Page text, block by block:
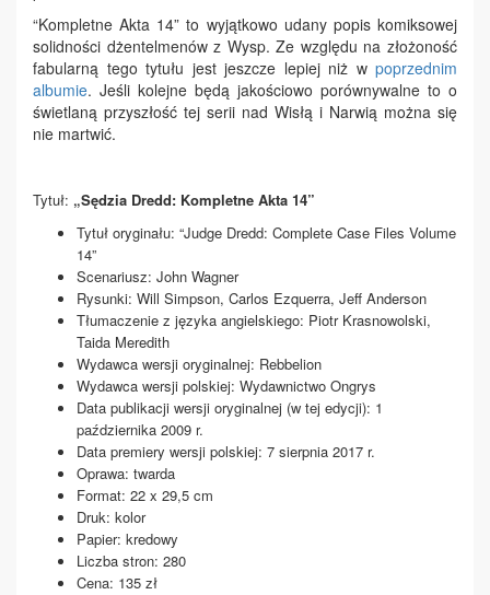
“Kompletne Akta 14” to wyjątkowo udany popis komiksowej
solidności dżentelmenów z Wysp. Ze względu na złożoność
fabularną tego tytułu jest jeszcze lepiej niż w poprzednim
albumie. Jeśli kolejne będą jakościowo porównywalne to o
świetlaną przyszłość tej serii nad Wisłą i Narwią można się
nie martwić.
Tytuł: „Sędzia Dredd: Kompletne Akta 14”
Tytuł oryginału: “Judge Dredd: Complete Case Files Volume
14”
Scenariusz: John Wagner
Rysunki: Will Simpson, Carlos Ezquerra, Jeff Anderson
Tłumaczenie z języka angielskiego: Piotr Krasnowolski,
Taida Meredith
Wydawca wersji oryginalnej: Rebbelion
Wydawca wersji polskiej: Wydawnictwo Ongrys
Data publikacji wersji oryginalnej (w tej edycji): 1
października 2009 r.
Data premiery wersji polskiej: 7 sierpnia 2017 r.
Oprawa: twarda
Format: 22 x 29,5 cm
Druk: kolor
Papier: kredowy
Liczba stron: 280
Cena: 135 zł